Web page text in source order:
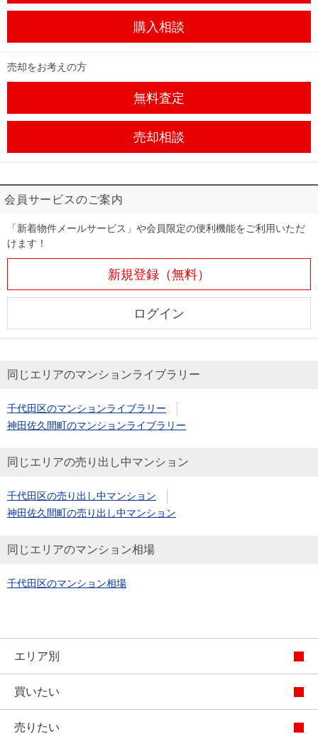
購入相談
売却をお考えの方
無料査定
売却相談
会員サービスのご案内
「新着物件メールサービス」や会員限定の便利機能をご利用いただ
けます！
新規登録（無料）
ログイン
同じエリアのマンションライブラリー
千代田区のマンションライブラリー
神田佐久間町のマンションライブラリー
同じエリアの売り出し中マンション
千代田区の売り出し中マンション
神田佐久間町の売り出し中マンション
同じエリアのマンション相場
千代田区のマンション相場
エリア別
買いたい
売りたい